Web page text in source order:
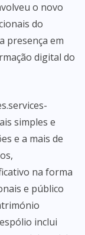
o novo
do
presença em
digital do
simples e
e a mais de
na forma
e público
inclui